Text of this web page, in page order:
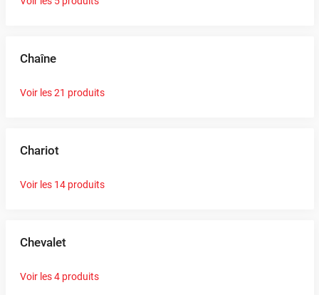
Chaîne
Voir les 21 produits
Chariot
Voir les 14 produits
Chevalet
Voir les 4 produits